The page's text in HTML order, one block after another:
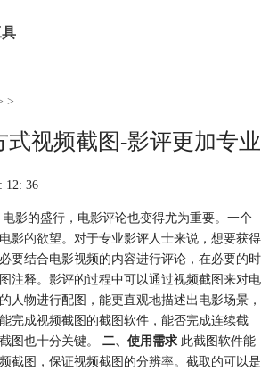
>
式视频截图-影评更加专业
12: 36
影的盛行，电影评论也变得尤为重要。一个
影的欲望。对于专业影评人士来说，想要获得
要结合电影视频的内容进行评论，在必要的时
注释。影评的过程中可以通过视频截图来对电
人物进行配图，能更直观地描述出电影场景，
完成视频截图的截图软件，能否完成连续截
图也十分关键。 二、使用需求 此截图软件能
截图，保证视频截图的分辨率。截取的可以是